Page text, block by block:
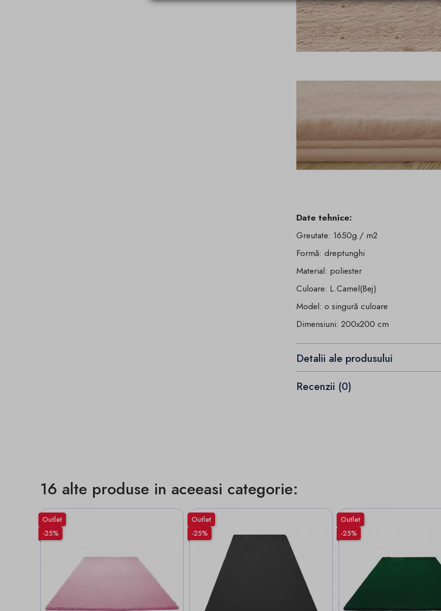
Date tehnice:
Greutate: 1650g / m2
Formă: dreptunghi
Material: poliester
Culoare: L.Camel(Bej)
Model: o singură culoare
Dimensiuni: 200x200 cm
Detalii ale produsului
Recenzii (0)
16 alte produse in aceeasi categorie:
Outlet
-25%
Outlet
-25%
Outlet
-25%